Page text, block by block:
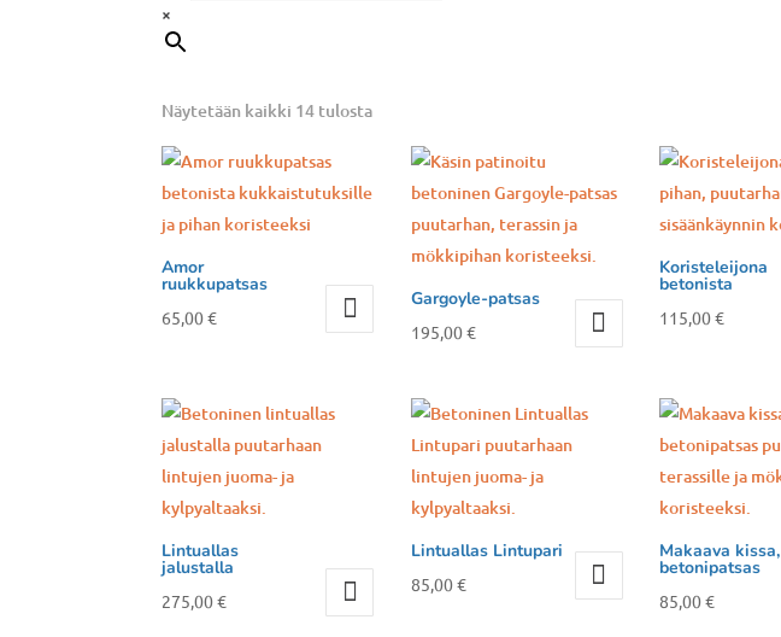
×
Näytetään kaikki 14 tulosta
Amor
ruukkupatsas
65,00€
Gargoyle-patsas
195,00€
Koristeleijona
betonista
115,00€
Lintuallas
jalustalla
275,00€
Lintuallas Lintupari
85,00€
Makaava kissa,
betonipatsas
85,00€